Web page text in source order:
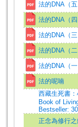
法的DNA（五
法的DNA（四
法的DNA（三
法的DNA（二
法的DNA（一
法的呢喃
西藏生死書
Book of
Bestseller:
正念為修行